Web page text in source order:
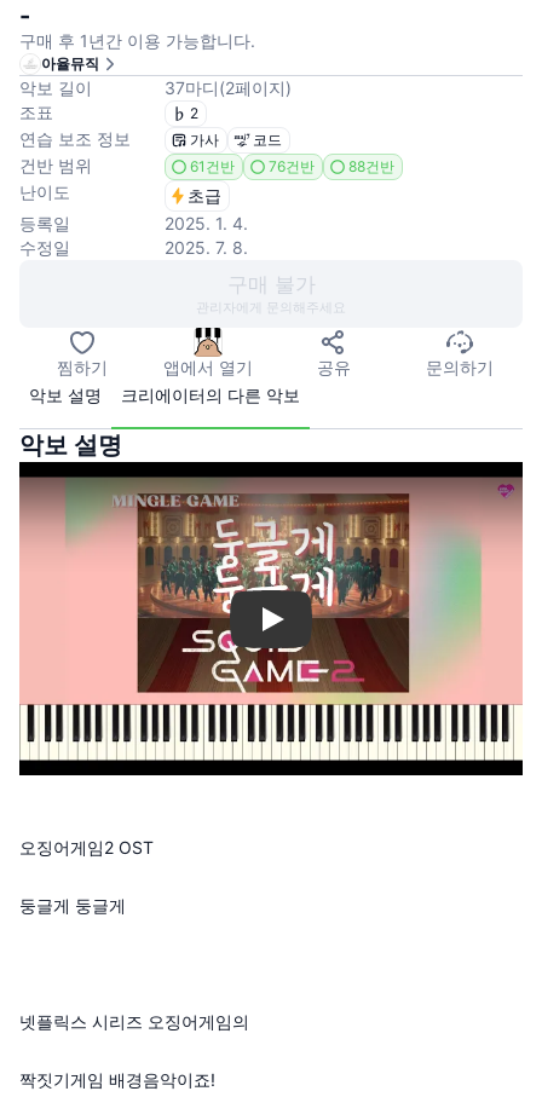
-
구매 후 1년간 이용 가능합니다.
아율뮤직
악보 길이 37마디(2페이지)
조표
2
연습 보조 정보 가사 코드
건반 범위 61건반 76건반 88건반
난이도
초급
등록일
2025. 1. 4.
수정일
2025. 7. 8.
구매 불가
관리자에게 문의해주세요
찜하기 앱에서 열기 공유
문의하기
악보 설명
크리에이터의 다른 악보
악보 설명
Play
오징어게임2 OST
둥글게 둥글게
넷플릭스 시리즈 오징어게임의
짝짓기게임 배경음악이죠!